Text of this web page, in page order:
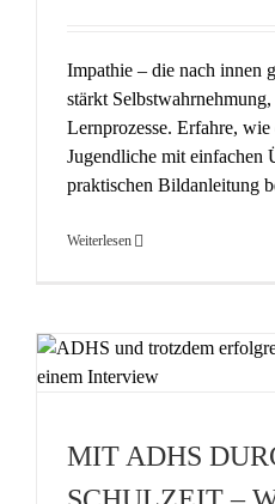
Impathie – die nach innen
stärkt
Lernprozesse. Erfahre,
Jugendliche mit einfachen
praktischen Bildanleitung
Weiterlesen
MIT ADHS